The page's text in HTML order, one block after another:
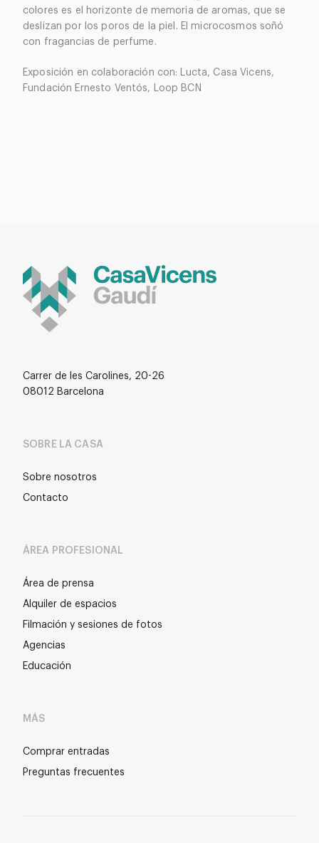
colores es el horizonte de memoria de aromas, que se
deslizan por los poros de la piel. El microcosmos soñó
con fragancias de perfume.
Exposición en colaboración con: Lucta, Casa Vicens,
Fundación Ernesto Ventós, Loop BCN
Carrer de les Carolines, 20-26
08012 Barcelona
SOBRE LA CASA
Sobre nosotros
Contacto
ÁREA PROFESIONAL
Área de prensa
Alquiler de espacios
Filmación y sesiones de fotos
Agencias
Educación
MÁS
Comprar entradas
Preguntas frecuentes